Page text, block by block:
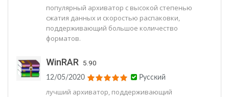
популярный архиватор с высокой степенью
сжатия данных и скоростью распаковки,
поддерживающий большое количество
форматов.
WinRAR 5.90
12/05/2020 Русский
лучший архиватор, поддерживающий